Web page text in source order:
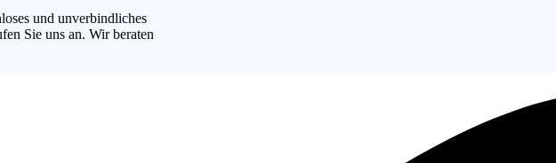
und unverbindliches
Sie uns an. Wir beraten